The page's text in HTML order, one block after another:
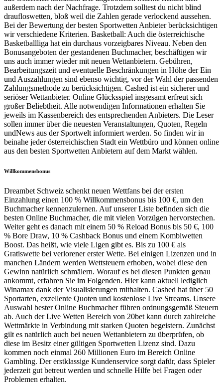
außerdem nach der Nachfrage. Trotzdem solltest du nicht blind
draufloswetten, bloß weil die Zahlen gerade verlockend aussehen.
Bei der Bewertung der besten Sportwetten Anbieter berücksichtigen
wir verschiedene Kriterien. Basketball: Auch die österreichische
Basketballliga hat ein durchaus vorzeigbares Niveau. Neben den
Bonusangeboten der gestandenen Buchmacher, beschäftigen wir
uns auch immer wieder mit neuen Wettanbietern. Gebühren,
Bearbeitungszeit und eventuelle Beschränkungen in Höhe der Ein
und Auszahlungen sind ebenso wichtig, vor der Wahl der passenden
Zahlungsmethode zu berücksichtigen. Cashed ist ein sicherer und
seriöser Wettanbieter. Online Glücksspiel insgesamt erfreut sich
großer Beliebtheit. Alle notwendigen Informationen erhalten Sie
jeweils im Kassenbereich des entsprechenden Anbieters. Die Leser
sollen immer über die neuesten Veranstaltungen, Quoten, Regeln
undNews aus der Sportwelt informiert werden. So finden wir in
beinahe jeder österreichischen Stadt ein Wettbüro und können online
aus den besten Sportwetten Anbietern auf dem Markt wählen.
Willkommensbonus
Dreambet Schweiz schenkt neuen Wettfans bei der ersten
Einzahlung einen 100 % Willkommensbonus bis 100 €, um den
Buchmacher kennenzulernen. Auf unserer Liste befinden sich die
besten Online Buchmacher, die mit vielen Vorzügen hervorstechen.
Weiter geht es danach mit einem 50 % Reload Bonus bis 50 €, 100
% Bore Draw, 10 % Cashback Bonus und einem Kombiwetten
Boost. Das heißt, wie viele Ligen gibt es. Bis zu 100 € als
Gratiswette bei verlorener erster Wette. Bei einigen Lizenzen und in
manchen Ländern werden Wettsteuern erhoben, wobei diese den
Gewinn natürlich schmälern. Worauf es bei diesen Punkten genau
ankommt, erfahren Sie im Folgenden. Hier kann aktuell lediglich
Winamax dank der Visualisierungen mithalten. Cashed hat über 50
Sportarten, exzellente Quoten und kostenlose Live Streams. Unsere
Auswahl bester Online Buchmacher führen ordnungsgemäß Steuern
ab. Auch der Live Wetten Bereich von 20bet kann durch zahlreiche
Wettmärkte in Verbindung mit starken Quoten begeistern. Zunächst
gilt es natürlich auch bei neuen Wettanbietern zu überprüfen, ob
diese im Besitz einer gültigen Sportwetten Lizenz sind. Dazu
kommen noch einmal 260 Millionen Euro im Bereich Online
Gambling. Der erstklassige Kundenservice sorgt dafür, dass Spieler
jederzeit gut betreut werden und schnelle Hilfe bei Fragen oder
Problemen erhalten.